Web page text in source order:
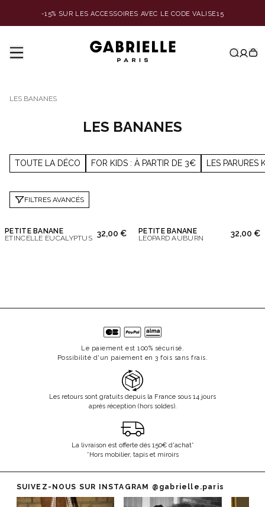
-15% SUR LES ACCESSOIRES AVEC LE CODE VALISE15
LES BANANES
LES BANANES
TOUTE LA DÉCO FOR KIDS : À PARTIR DE 3€ LES PARURES
FILTRES AVANCÉS
PETITE BANANE
ETINCELLE EUCALYPTUS 32,00 €
PETITE BANANE
LEOPARD AUBURN
32,00 €
Le paiement est 100% sécurisé.
Possibilité d'un paiement en 3 fois sans frais.
Les retours sont gratuits depuis la France sous 14 jours
après réception (hors soldes).
La livraison est offerte dès 150€ d'achat*
*Hors mobilier, tapis et miroirs
SUIVEZ-NOUS SUR INSTAGRAM @gabrielle.paris